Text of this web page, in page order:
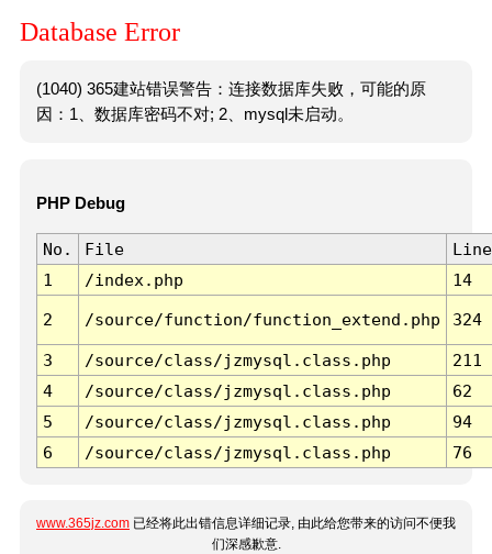
Database Error
(1040) 365建站错误警告：连接数据库失败，可能的原
因：1、数据库密码不对; 2、mysql未启动。
PHP Debug
No. File
Line
1
/index.php 14
2 /source/function/function_extend.php 324
3 /source/class/jzmysql.class.php
211
4
/source/class/jzmysql.class.php
62
5
/source/class/jzmysql.class.php
94
6
/source/class/jzmysql.class.php 76
www.365jz.com 已经将此出错信息详细记录, 由此给您带来的访问不便我
们深感歉意.